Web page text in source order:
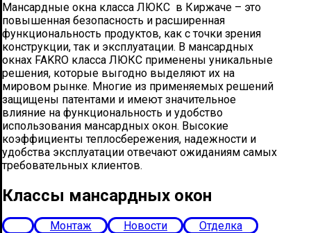
Мансардные окна класса ЛЮКС в Киржаче – это
повышенная безопасность и расширенная
функциональность продуктов, как с точки зрения
конструкции, так и эксплуатации. В мансардных
окнах FAKRO класса ЛЮКС применены уникальные
решения, которые выгодно выделяют их на
мировом рынке. Многие из применяемых решений
защищены патентами и имеют значительное
влияние на функциональность и удобство
использования мансардных окон. Высокие
коэффициенты теплосбережения, надежности и
удобства эксплуатации отвечают ожиданиям самых
требовательных клиентов.
Классы мансардных окон
Монтаж Новости
Отделка